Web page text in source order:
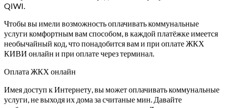
QIWI.
Чтобы вы имели возможность оплачивать коммунальные
услуги комфортным вам способом, в каждой платёжке имеется
необычайный код, что понадобится вам и при оплате ЖКХ
КИВИ онлайн и при оплате через терминал.
Оплата ЖКХ онлайн
Имея доступ к Интернету, вы может оплачивать коммунальные
услуги, не выходя их дома за считаные мин. Давайте